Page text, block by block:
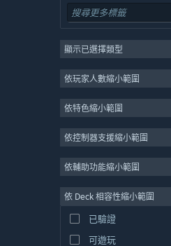
免費遊玩
大型多人
獨立
休閒
模擬
影像製作
圖片編輯
顯示已選擇類型
依玩家人數縮小範圍
依特色縮小範圍
依控制器支援縮小範圍
依輔助功能縮小範圍
依 Deck 相容性縮小範圍
已驗證
可遊玩